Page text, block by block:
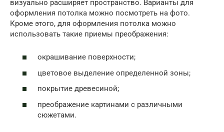
визуально расширяет пространство. Варианты для
оформления потолка можно посмотреть на фото.
Кроме этого, для оформления потолка можно
использовать такие приемы преображения:
окрашивание поверхности;
цветовое выделение определенной зоны;
покрытие древесиной;
преображение картинами с различными
сюжетами.